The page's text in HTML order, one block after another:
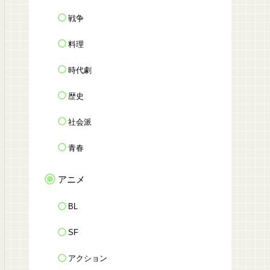
戦争
料理
時代劇
歴史
社会派
青春
アニメ
BL
SF
アクション